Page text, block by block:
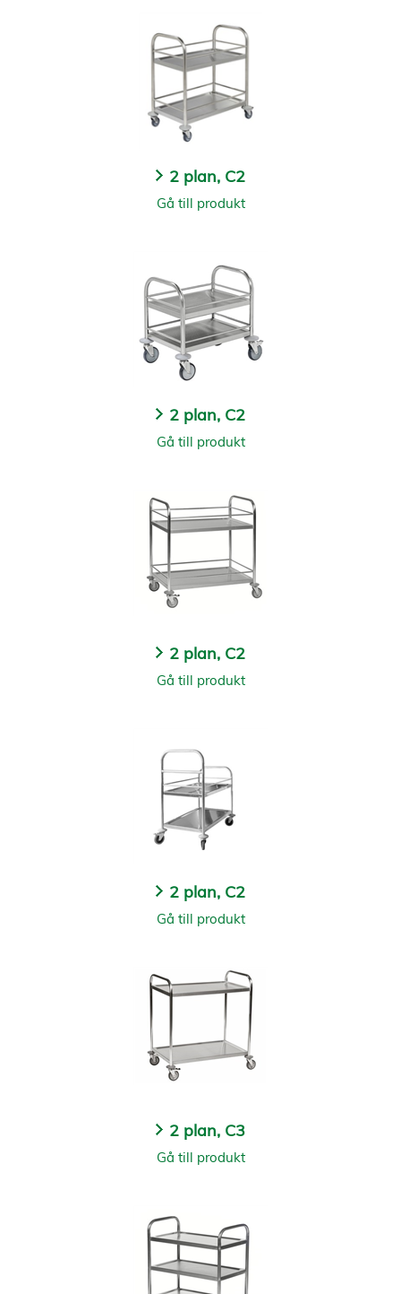
2 plan, C2
Gå till produkt
2 plan, C2
Gå till produkt
2 plan, C2
Gå till produkt
2 plan, C2
Gå till produkt
2 plan, C3
Gå till produkt